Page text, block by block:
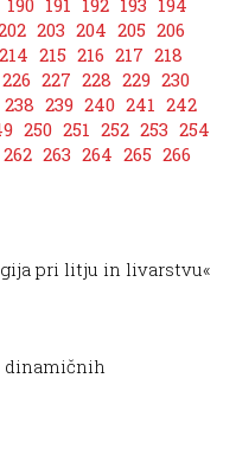
203 204 205 206
214 215 216 217 218
226 227 228 229 230
238 239 240 241 242
250 251 252 253 254
262 263 264 265 266
pri litju in livarstvu«
dinamičnih